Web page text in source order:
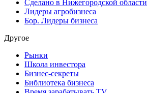
Сделано в Нижегородской области
Лидеры агробизнеса
Бор. Лидеры бизнеса
Другое
Рынки
Школа инвестора
Бизнес-секреты
Библиотека бизнеса